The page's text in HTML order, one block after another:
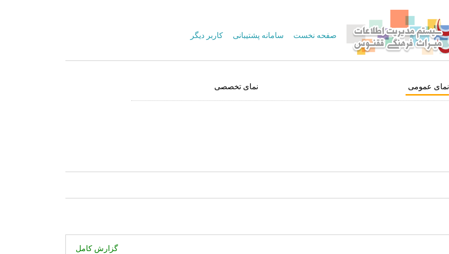
صفحه نخست سامانه پشتیبانی کاربر دیگر
نمای عمومی نمای تخصصی
گزارش کامل